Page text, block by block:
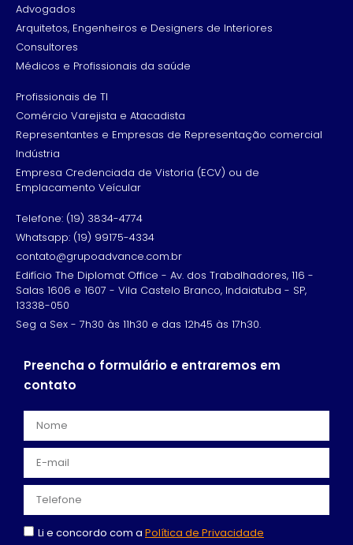
Advogados
Arquitetos, Engenheiros e Designers de Interiores
Consultores
Médicos e Profissionais da saúde
Profissionais de TI
Comércio Varejista e Atacadista
Representantes e Empresas de Representação comercial
Indústria
Empresa Credenciada de Vistoria (ECV) ou de
Emplacamento Veícular
Telefone: (19) 3834-4774
Whatsapp: (19) 99175-4334
contato@grupoadvance.com.br
Edifício The Diplomat Office - Av. dos Trabalhadores, 116 -
Salas 1606 e 1607 - Vila Castelo Branco, Indaiatuba - SP,
13338-050
Seg a Sex - 7h30 às 11h30 e das 12h45 às 17h30.
Preencha o formulário e entraremos em
contato
Li e concordo com a Política de Privacidade